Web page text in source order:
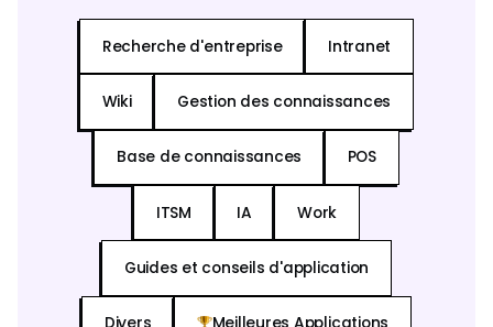
Recherche d'entreprise Intranet
Wiki Gestion des connaissances
Base de connaissances POS
ITSM IA Work
Guides et conseils d'application